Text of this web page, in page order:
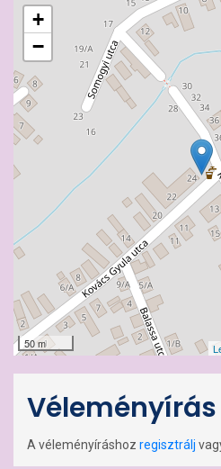
+
−
50 m
Véleményírás
A véleményíráshoz regisztrálj